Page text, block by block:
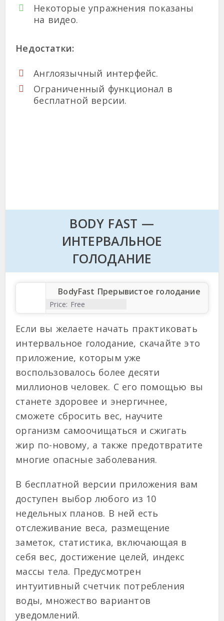
Некоторые упражнения показаны
на видео.
Недостатки:
Англоязычный интерфейс.
Ограниченный функционал в
бесплатной версии.
BODY FAST —
ИНТЕРВАЛЬНОЕ
ГОЛОДАНИЕ
BodyFast Прерывистое голодание
Price: Free
Если вы желаете начать практиковать
интервальное голодание, скачайте это
приложение, которым уже
воспользовалось более десяти
миллионов человек. С его помощью вы
станете здоровее и энергичнее,
сможете сбросить вес, научите
организм самоочищаться и сжигать
жир по-новому, а также предотвратите
многие опасные заболевания.
В бесплатной версии приложения вам
доступен выбор любого из 10
недельных планов. В ней есть
отслеживание веса, размещение
заметок, статистика, включающая в
себя вес, достижение целей, индекс
массы тела. Предусмотрен
интуитивный счетчик потребления
воды, множество вариантов
уведомлений.